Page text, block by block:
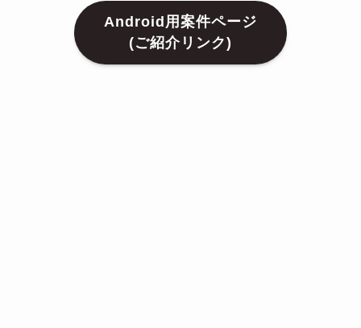
Android用案件ページ
(ご紹介リンク)